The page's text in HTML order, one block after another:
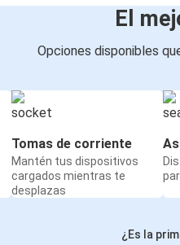
El
Opciones disponibles
Tomas de corriente
Mantén tus dispositivos
cargados mientras te
desplazas
¿Es la